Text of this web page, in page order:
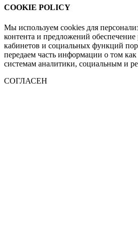
COOKIE POLICY
Мы используем cookies для
контента и предложений
кабинетов и социальных функций
передаем часть информации о том
системам аналитики, социальным и
СОГЛАСЕН